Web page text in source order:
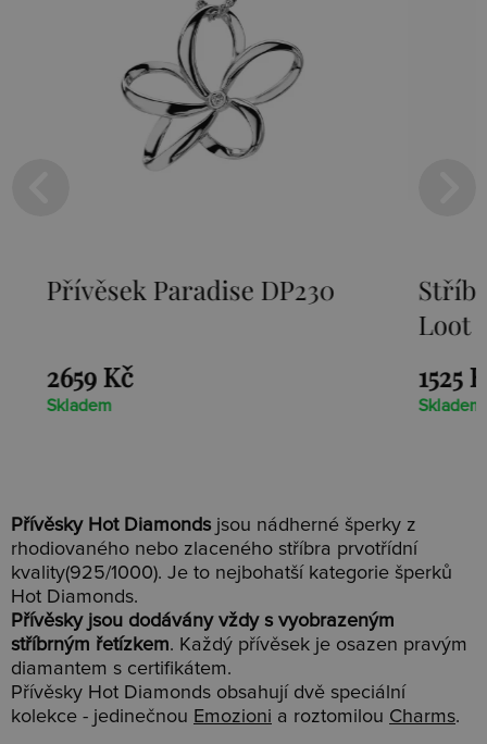
Přívěsek Paradise DP230
2659 Kč
Skladem
Loot
1525 Kč
Skladem
Přívěsky Hot Diamonds jsou nádherné šperky z
rhodiovaného nebo zlaceného stříbra prvotřídní
kvality(925/1000). Je to nejbohatší kategorie šperků
Hot Diamonds.
Přívěsky jsou dodávány vždy s vyobrazeným
stříbrným řetízkem. Každý přívěsek je osazen pravým
diamantem s certifikátem.
Přívěsky Hot Diamonds obsahují dvě speciální
kolekce - jedinečnou Emozioni a roztomilou Charms.